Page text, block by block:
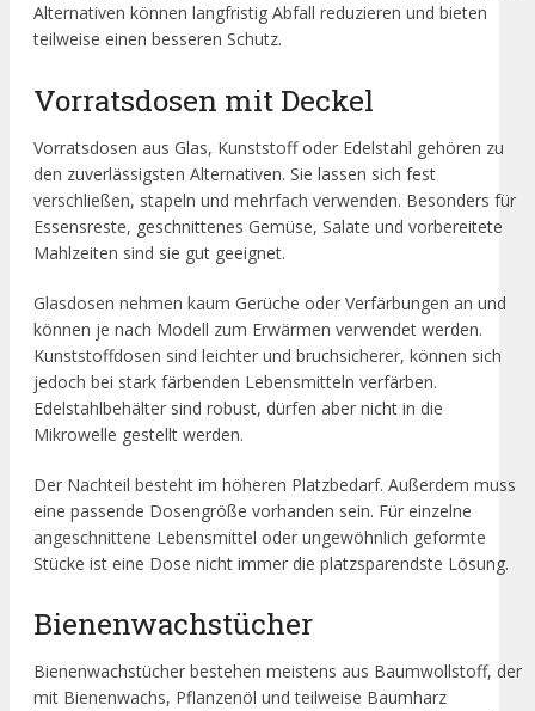
Alternativen können langfristig Abfall reduzieren und bieten
teilweise einen besseren Schutz.
Vorratsdosen mit Deckel
Vorratsdosen aus Glas, Kunststoff oder Edelstahl gehören zu
den zuverlässigsten Alternativen. Sie lassen sich fest
verschließen, stapeln und mehrfach verwenden. Besonders für
Essensreste, geschnittenes Gemüse, Salate und vorbereitete
Mahlzeiten sind sie gut geeignet.
Glasdosen nehmen kaum Gerüche oder Verfärbungen an und
können je nach Modell zum Erwärmen verwendet werden.
Kunststoffdosen sind leichter und bruchsicherer, können sich
jedoch bei stark färbenden Lebensmitteln verfärben.
Edelstahlbehälter sind robust, dürfen aber nicht in die
Mikrowelle gestellt werden.
Der Nachteil besteht im höheren Platzbedarf. Außerdem muss
eine passende Dosengröße vorhanden sein. Für einzelne
angeschnittene Lebensmittel oder ungewöhnlich geformte
Stücke ist eine Dose nicht immer die platzsparendste Lösung.
Bienenwachstücher
Bienenwachstücher bestehen meistens aus Baumwollstoff, der
mit Bienenwachs, Pflanzenöl und teilweise Baumharz